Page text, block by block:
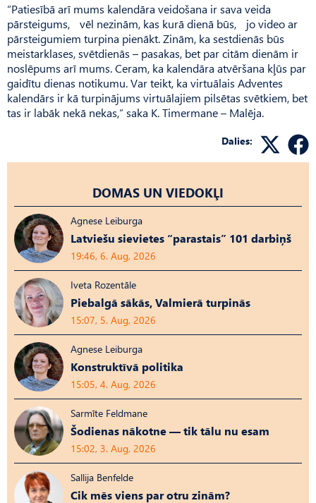
“Patiesībā arī mums kalendāra veidošana ir sava veida
pārsteigums, vēl nezinām, kas kurā dienā būs, jo video ar
pārsteigumiem turpina pienākt. Zinām, ka sestdienās būs
meistarklases, svētdienās – pasakas, bet par citām dienām ir
noslēpums arī mums. Ceram, ka kalendāra atvēršana kļūs par
gaidītu dienas notikumu. Var teikt, ka virtuālais Adventes
kalendārs ir kā turpinājums virtuālajiem pilsētas svētkiem, bet
tas ir labāk nekā nekas,” saka K. Timermane – Malēja.
Dalies:
DOMAS UN VIEDOKĻI
Agnese Leiburga
Latviešu sievietes “parastais” 101 darbiņš
19:46, 6. Aug, 2026
Iveta Rozentāle
Piebalgā sākās, Valmierā turpinās
15:07, 5. Aug, 2026
Agnese Leiburga
Konstruktīvā politika
15:05, 4. Aug, 2026
Sarmīte Feldmane
Šodienas nākotne — tik tālu nu esam
15:02, 3. Aug, 2026
Sallija Benfelde
Cik mēs viens par otru zinām?